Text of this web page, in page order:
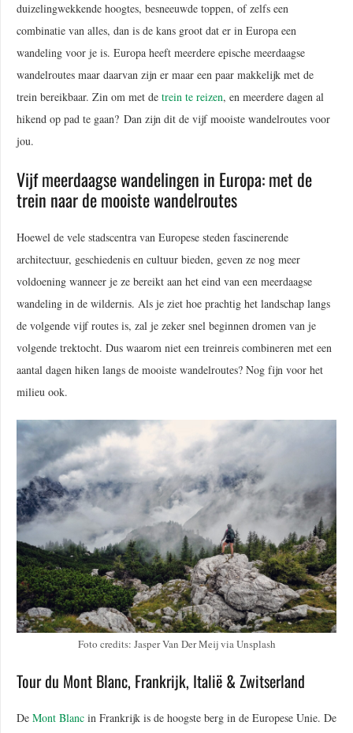
duizelingwekkende hoogtes, besneeuwde toppen, of zelfs een
combinatie van alles, dan is de kans groot dat er in Europa een
wandeling voor je is. Europa heeft meerdere epische meerdaagse
wandelroutes maar daarvan zijn er maar een paar makkelijk met de
trein bereikbaar. Zin om met de trein te reizen, en meerdere dagen al
hikend op pad te gaan? Dan zijn dit de vijf mooiste wandelroutes voor
jou.
Vijf meerdaagse wandelingen in Europa: met de
trein naar de mooiste wandelroutes
Hoewel de vele stadscentra van Europese steden fascinerende
architectuur, geschiedenis en cultuur bieden, geven ze nog meer
voldoening wanneer je ze bereikt aan het eind van een meerdaagse
wandeling in de wildernis. Als je ziet hoe prachtig het landschap langs
de volgende vijf routes is, zal je zeker snel beginnen dromen van je
volgende trektocht. Dus waarom niet een treinreis combineren met een
aantal dagen hiken langs de mooiste wandelroutes? Nog fijn voor het
milieu ook.
Foto credits: Jasper Van Der Meij via Unsplash
Tour du Mont Blanc, Frankrijk, Italië & Zwitserland
De Mont Blanc in Frankrijk is de hoogste berg in de Europese Unie. De